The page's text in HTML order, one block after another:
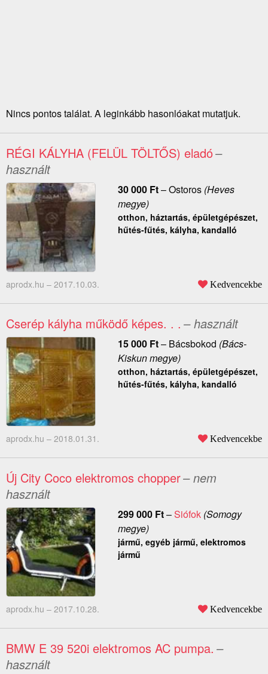
Nincs pontos találat. A leginkább hasonlóakat mutatjuk.
RÉGI KÁLYHA (FELÜL TÖLTŐS) eladó–
használt
30 000 Ft–Ostoros(Heves
megye)
otthon, háztartás, épületgépészet,
hűtés-fűtés, kályha, kandalló
aprodx.hu – 2017.10.03. Kedvencekbe
Cserép kályha működő képes. . . – használt
15 000 Ft– Bácsbokod (Bács-
Kiskun megye)
otthon, háztartás, épületgépészet,
hűtés-fűtés, kályha, kandalló
aprodx.hu – 2018.01.31. Kedvencekbe
Új City Coco elektromos chopper– nem
használt
299 000 Ft–Siófok(Somogy
megye)
jármű, egyéb jármű, elektromos
jármű
aprodx.hu – 2017.10.28. Kedvencekbe
BMW E 39 520i elektromos AC pumpa. –
használt